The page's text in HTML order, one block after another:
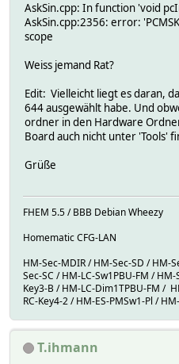
AskSin.cpp: In function 'void
AskSin.cpp:2356: error:
scope
Weiss jemand Rat?
Edit: Vielleicht liegt es daran,
644 ausgewählt habe. Und
ordner in den Hardware
Board auch nicht unter 'Tools'
Grüße
FHEM 5.5 / BBB Debian Wheezy
Homematic CFG-LAN
HM-Sec-MDIR / HM-Sec-SD / HM-
Sec-SC / HM-LC-Sw1PBU-FM /
Key3-B / HM-LC-Dim1TPBU-FM /
RC-Key4-2 / HM-ES-PMSw1-Pl /
T.ihmann